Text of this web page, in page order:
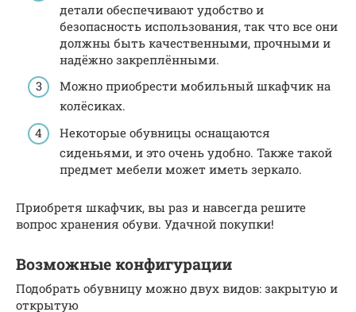
детали обеспечивают удобство и
безопасность использования, так что все они
должны быть качественными, прочными и
надёжно закреплёнными.
Можно приобрести мобильный шкафчик на
колёсиках.
Некоторые обувницы оснащаются
сиденьями, и это очень удобно. Также такой
предмет мебели может иметь зеркало.
Приобретя шкафчик, вы раз и навсегда решите
вопрос хранения обуви. Удачной покупки!
Возможные конфигурации
Подобрать обувницу можно двух видов: закрытую и
открытую